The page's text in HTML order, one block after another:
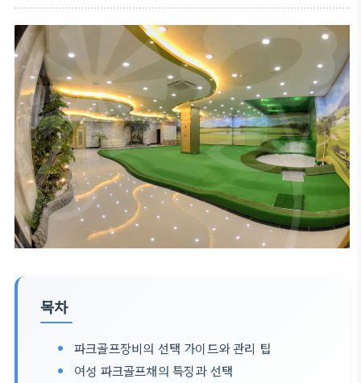
목차
파크골프장비의 선택 가이드와 관리 팁
여성 파크골프채의 특징과 선택